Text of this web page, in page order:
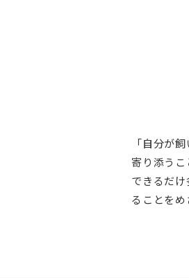
「自分が
寄り添う
できるだ
ることを